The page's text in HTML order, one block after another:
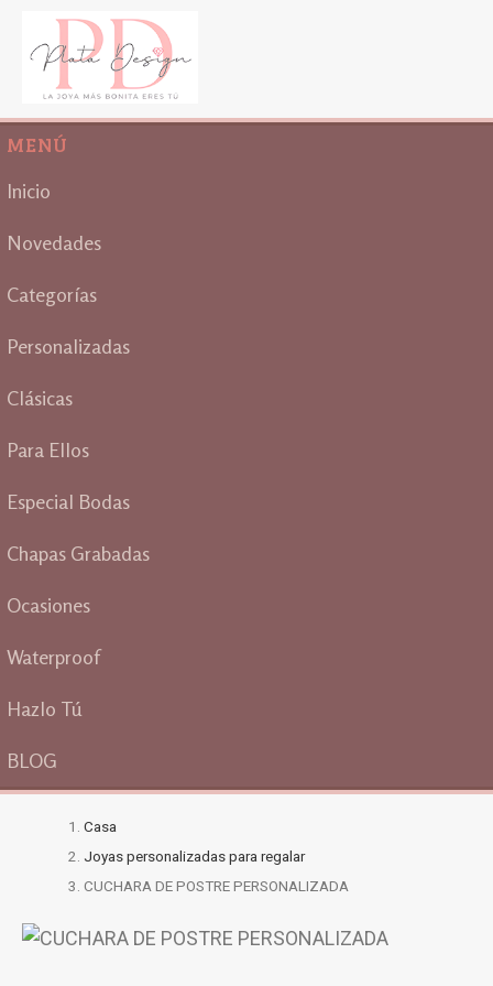
MENÚ
Inicio
Novedades
Categorías
Personalizadas
Clásicas
Para Ellos
Especial Bodas
Chapas Grabadas
Ocasiones
Waterproof
Hazlo Tú
BLOG
Casa
Joyas personalizadas para regalar
CUCHARA DE POSTRE PERSONALIZADA